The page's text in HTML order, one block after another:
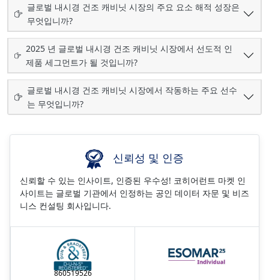
글로벌 내시경 건조 캐비닛 시장의 주요 요소 해적 성장은
무엇입니까?
2025 년 글로벌 내시경 건조 캐비닛 시장에서 선도적 인
제품 세그먼트가 될 것입니까?
글로벌 내시경 건조 캐비닛 시장에서 작동하는 주요 선수
는 무엇입니까?
신뢰성 및 인증
신뢰할 수 있는 인사이트, 인증된 우수성! 코히어런트 마켓 인
사이트는 글로벌 기관에서 인정하는 공인 데이터 자문 및 비즈
니스 컨설팅 회사입니다.
860519526